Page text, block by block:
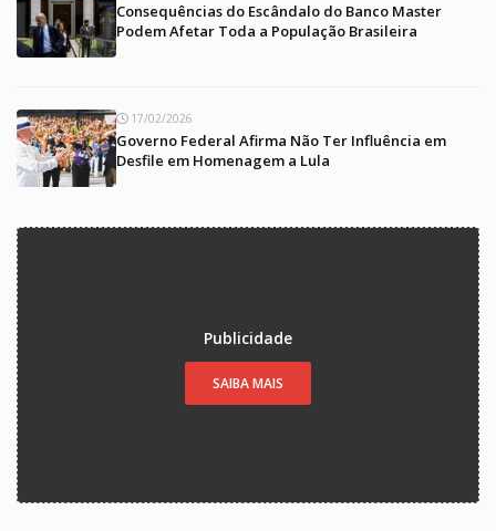
Consequências do Escândalo do Banco Master
Podem Afetar Toda a População Brasileira
17/02/2026
Governo Federal Afirma Não Ter Influência em
Desfile em Homenagem a Lula
Publicidade
SAIBA MAIS